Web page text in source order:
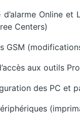
d’alarme Online
Centers)
GSM
aux outils
des PC et